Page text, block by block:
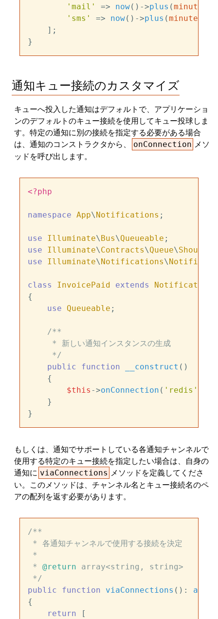
'mail'
=> now()->plus (minutes
'sms'
=> now()->plus (minutes
    ];
通知キュー接続のカスタマイズ
キューへ投入した通知はデフォルトで、アプリケーショ
ンのデフォルトのキュー接続を使用してキュー投球しま
す。特定の通知に別の接続を指定する必要がある場合
は、通知のコンストラクタから、
onConnection メソ
ッドを呼び出します。
<?php
namespace App\Notifications ;
use Illuminate\Bus\Queueable
use
Illuminate\Contracts\Queue\
use
Illuminate\Notifications\
class InvoicePaid extends Notification
{
use
Queueable ;
/**
     * 新しい通知インスタンスの生成
     */
public
function __construct ( )
{
$this ->onConnection ( 'redis'
    }
もしくは、通知でサポートしている各通知チャンネルで
使用する特定のキュー接続を指定したい場合は、自身の
通知に viaConnections メソッドを定義してくださ
い。このメソッドは、チャンネル名とキュー接続名のペ
アの配列を返す必要があります。
/**
* 各通知チャンネルで使用する接続を決定
*
* @return array<string, string>
*/
public
function viaConnections ( ): array
{
return [